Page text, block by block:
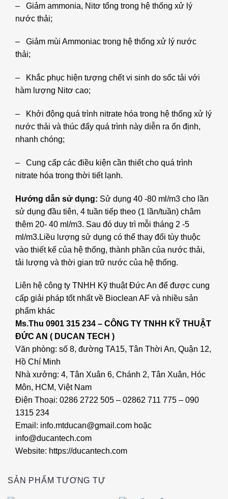
– Giảm ammonia, Nitơ tổng trong hệ thống xử lý
nước thải;
– Giảm mùi Ammoniac trong hệ thống xử lý nước
thải;
– Khắc phục hiện tượng chết vi sinh do sốc tải với
hàm lượng Nitơ cao;
– Khởi động quá trình nitrate hóa trong hệ thống xử lý
nước thải và thúc đẩy quá trình này diễn ra ổn định,
nhanh chóng;
– Cung cấp các điều kiện cần thiết cho quá trình
nitrate hóa trong thời tiết lạnh.
Hướng dẫn sử dụng: Sử dụng 40 -80 ml/m3 cho lần
sử dụng đầu tiên, 4 tuần tiếp theo (1 lần/tuần) châm
thêm 20- 40 ml/m3. Sau đó duy trì mỗi tháng 2 -5
ml/m3.Liều lượng sử dụng có thể thay đổi tùy thuộc
vào thiết kế của hệ thống, thành phần của nước thải,
tải lượng và thời gian trữ nước của hệ thống.
Liên hệ công ty TNHH Kỹ thuật Đức An để được cung
cấp giải pháp tốt nhất về Bioclean AF và nhiều sản
phẩm khác
Ms.Thu 0901 315 234 – CÔNG TY TNHH KỸ THUẬT
ĐỨC AN ( DUCAN TECH )
Văn phòng: số 8, đường TA15, Tân Thời An, Quận 12,
Hồ Chí Minh
Nhà xưởng: 4, Tân Xuân 6, Chánh 2, Tân Xuân, Hóc
Môn, HCM, Việt Nam
Điện Thoại: 0286 2722 505 – 02862 711 775 – 090
1315 234
Email: info.mtducan@gmail.com hoặc
info@ducantech.com
Website: https://ducantech.com
SẢN PHẨM TƯƠNG TỰ